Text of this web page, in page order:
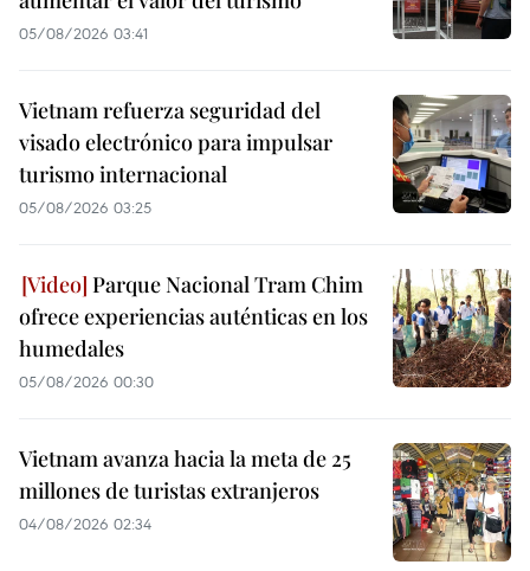
05/08/2026 03:41
Vietnam refuerza seguridad del
visado electrónico para impulsar
turismo internacional
05/08/2026 03:25
Parque Nacional Tram Chim
ofrece experiencias auténticas en los
humedales
05/08/2026 00:30
Vietnam avanza hacia la meta de 25
millones de turistas extranjeros
04/08/2026 02:34